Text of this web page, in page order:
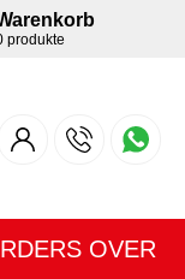
produkte
OVER